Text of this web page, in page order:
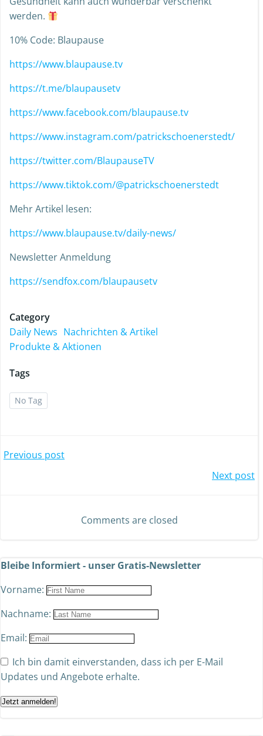
werden.
10% Code: Blaupause
https://www.blaupause.tv
https://t.me/blaupausetv
https://www.facebook.com/blaupause.tv
https://www.instagram.com/patrickschoenerstedt/
https://twitter.com/BlaupauseTV
https://www.tiktok.com/@patrickschoenerstedt
Mehr Artikel lesen:
https://www.blaupause.tv/daily-news/
Newsletter Anmeldung
https://sendfox.com/blaupausetv
Category
Daily News Nachrichten & Artikel
Produkte & Aktionen
Tags
No Tag
Previous post
Next post
Comments are closed
Bleibe Informiert - unser Gratis-Newsletter
Vorname:
Nachname:
Email:
Ich bin damit einverstanden, dass ich per E-Mail
Updates und Angebote erhalte.
Jetzt anmelden!